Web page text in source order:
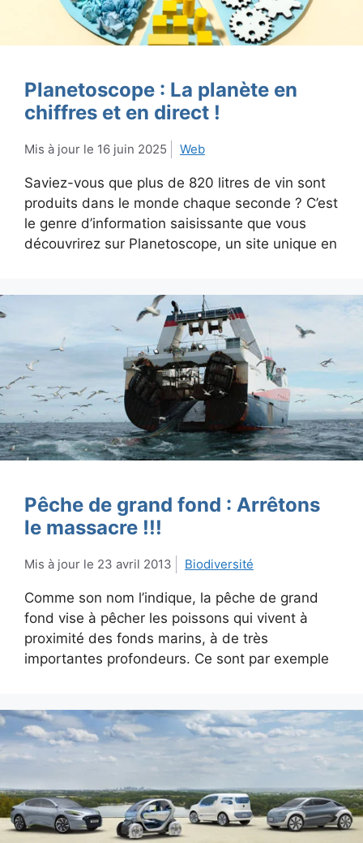
Planetoscope : La planète en
chiffres et en direct !
16 juin 2025 Web
Saviez-vous que plus de 820 litres de vin sont
produits dans le monde chaque seconde ? C’est
le genre d’information saisissante que vous
découvrirez sur Planetoscope, un site unique en
Pêche de grand fond : Arrêtons
le massacre !!!
23 avril 2013 Biodiversité
Comme son nom l’indique, la pêche de grand
fond vise à pêcher les poissons qui vivent à
proximité des fonds marins, à de très
importantes profondeurs. Ce sont par exemple